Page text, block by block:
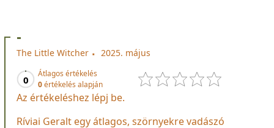
-
The Little Witcher 2025. május
0
Átlagos értékelés
0értékelés alapján
Az értékeléshez lépj be.
Ríviai Geralt egy átlagos, szörnyekre vadászó